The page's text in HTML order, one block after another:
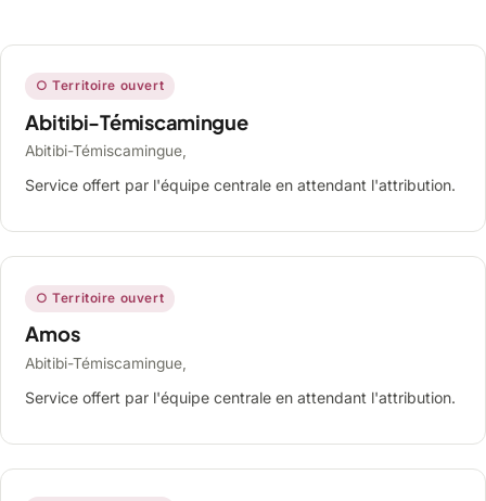
○ Territoire ouvert
Abitibi-Témiscamingue
Abitibi-Témiscamingue,
Service offert par l'équipe centrale en attendant l'attribution.
○ Territoire ouvert
Amos
Abitibi-Témiscamingue,
Service offert par l'équipe centrale en attendant l'attribution.